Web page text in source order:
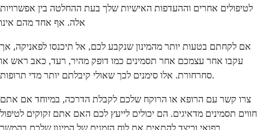
לטיפולים אחרים וההעדפות האישיות שלך בעת ההחלטה בין אפשרויות
אלה. אף אחד מהם אינו
אם לקחתם בטעות יותר מהמינון שנקבע לכם, אל תיכנסו לפאניקה, אך
עקבו אחר עצמכם אחר תסמינים כמו דופק מהיר, רעד, כאב ראש או
סחרחורת. אלו סימנים לכך שאולי קיבלתם יותר מדי תרופות.
צרו קשר עם הרופא או הרוקח שלכם לקבלת הדרכה, במיוחד אם אתם
חווים תסמינים מדאיגים. הם יכולים לייעץ לכם האם אתם זקוקים לטיפול